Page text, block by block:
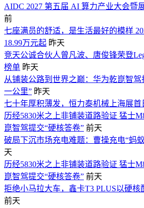
AIDC 2027 第五届 AI 算力产业大会暨
前
七座满员的舒适，是生活最好的模样
18.99万元起 昨天
竞天公诚合伙人曾凡波、唐俊锋荣登
榜单 昨天
从铺装公路到世界之巅：华为乾崑智
一公里” 昨天
七十年厚积薄发，恒力泰机械上海展首
历经5830米之上非铺装道路验证 猛士
崑智驾提交“硬核答卷” 前天
破局下沉市场充电难题：曹操充电“蚂
天
历经5830米之上非铺装道路验证 猛士
崑智驾提交“硬核答卷” 前天
拒绝小马拉大车，鑫卡T3 PLUS以硬
前天